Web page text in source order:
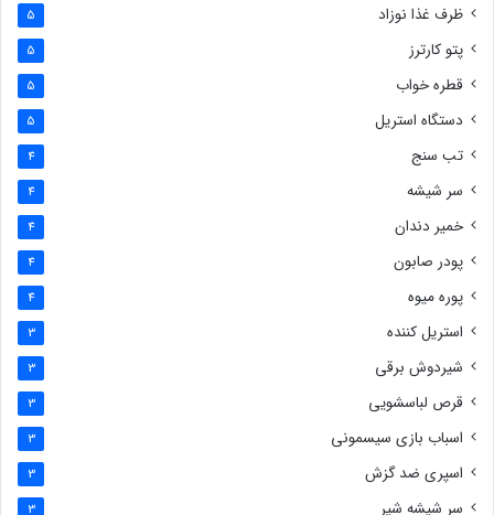
ظرف غذا نوزاد 5
پتو کارترز 5
قطره خواب 5
دستگاه استریل 5
تب سنج 4
سر شیشه 4
خمیر دندان 4
پودر صابون 4
پوره میوه 4
استریل کننده 3
شیردوش برقی 3
قرص لباسشویی 3
اسباب بازی سیسمونی 3
اسپری ضد گزش 3
سر شیشه شیر 3